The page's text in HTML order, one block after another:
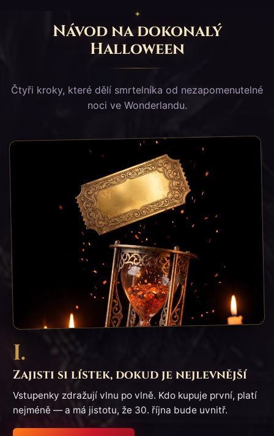
Návod na dokonalý
Halloween
Čtyři kroky, které dělí smrtelníka od nezapomenutelné
noci ve Wonderlandu.
I.
Zajisti si lístek, dokud je nejlevnější
Vstupenky zdražují vlnu po vlně. Kdo kupuje první, platí
nejméně — a má jistotu, že 30. října bude uvnitř.